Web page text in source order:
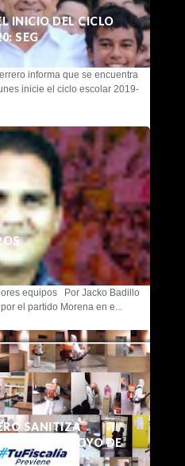
INICIO DEL CICLO
SEG
informa que se encuentra
inicie el ciclo escolar 2019-
equipos Por Jacko Badillo
el partido Morena en e...
SANITIZA
CON APOYO DE